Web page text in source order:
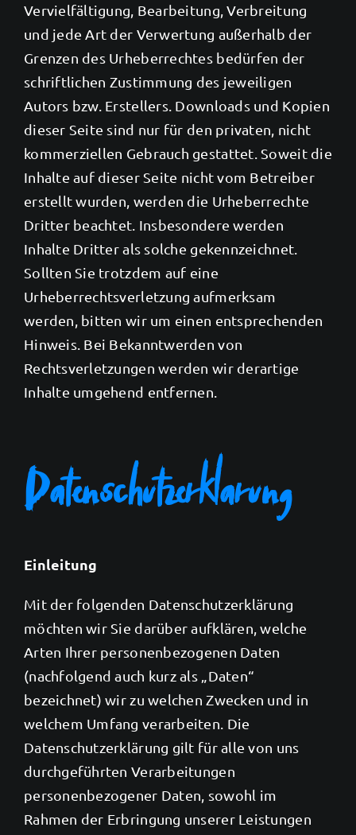
Vervielfältigung, Bearbeitung, Verbreitung
und jede Art der Verwertung außerhalb der
Grenzen des Urheberrechtes bedürfen der
schriftlichen Zustimmung des jeweiligen
Autors bzw. Erstellers. Downloads und Kopien
dieser Seite sind nur für den privaten, nicht
kommerziellen Gebrauch gestattet. Soweit die
Inhalte auf dieser Seite nicht vom Betreiber
erstellt wurden, werden die Urheberrechte
Dritter beachtet. Insbesondere werden
Inhalte Dritter als solche gekennzeichnet.
Sollten Sie trotzdem auf eine
Urheberrechtsverletzung aufmerksam
werden, bitten wir um einen entsprechenden
Hinweis. Bei Bekanntwerden von
Rechtsverletzungen werden wir derartige
Inhalte umgehend entfernen.
Datenschutzerklärung
Einleitung
Mit der folgenden Datenschutzerklärung
möchten wir Sie darüber aufklären, welche
Arten Ihrer personenbezogenen Daten
(nachfolgend auch kurz als „Daten“
bezeichnet) wir zu welchen Zwecken und in
welchem Umfang verarbeiten. Die
Datenschutzerklärung gilt für alle von uns
durchgeführten Verarbeitungen
personenbezogener Daten, sowohl im
Rahmen der Erbringung unserer Leistungen